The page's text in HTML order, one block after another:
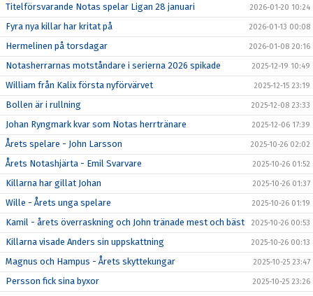
Titelförsvarande Notas spelar Ligan 28 januari 2026-01-20 10:24
Fyra nya killar har kritat på 2026-01-13 00:08
Hermelinen på torsdagar 2026-01-08 20:16
Notasherrarnas motståndare i serierna 2026 spikade 2025-12-19 10:49
William från Kalix första nyförvärvet 2025-12-15 23:19
Bollen är i rullning 2025-12-08 23:33
Johan Ryngmark kvar som Notas herrtränare 2025-12-06 17:39
Årets spelare - John Larsson 2025-10-26 02:02
Årets Notashjärta - Emil Svarvare 2025-10-26 01:52
Killarna har gillat Johan 2025-10-26 01:37
Wille - Årets unga spelare 2025-10-26 01:19
Kamil - årets överraskning och John tränade mest och bäst 2025-10-26 00:53
Killarna visade Anders sin uppskattning 2025-10-26 00:13
Magnus och Hampus - Årets skyttekungar 2025-10-25 23:47
Persson fick sina byxor 2025-10-25 23:26